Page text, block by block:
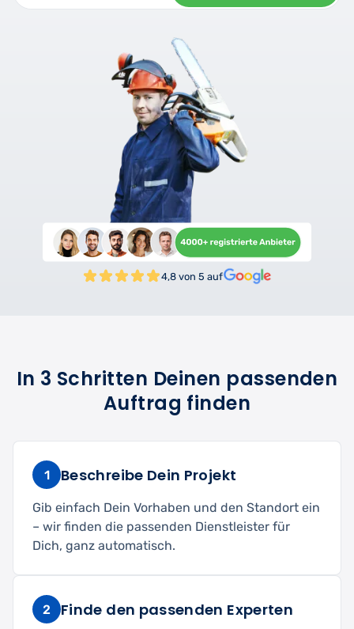
4,8 von 5 auf
In 3 Schritten Deinen passenden
Auftrag finden
1 Beschreibe Dein Projekt
Gib einfach Dein Vorhaben und den Standort ein
– wir finden die passenden Dienstleister für
Dich, ganz automatisch.
2 Finde den passenden Experten